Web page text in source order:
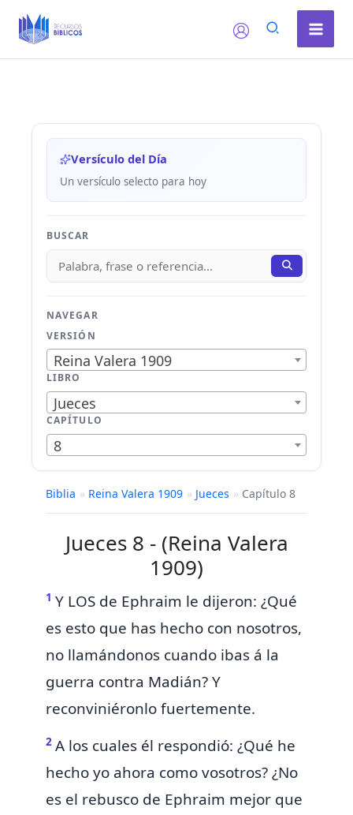
Versículo del Día
Un versículo selecto para hoy
BUSCAR
NAVEGAR
VERSIÓN
Reina Valera 1909
LIBRO
Jueces
CAPÍTULO
8
Biblia » Reina Valera 1909 » Jueces » Capítulo 8
Jueces 8 - (Reina Valera
1909)
1 Y LOS de Ephraim le dijeron: ¿Qué
es esto que has hecho con nosotros,
no llamándonos cuando ibas á la
guerra contra Madián? Y
reconviniéronlo fuertemente.
2 A los cuales él respondió: ¿Qué he
hecho yo ahora como vosotros? ¿No
es el rebusco de Ephraim mejor que